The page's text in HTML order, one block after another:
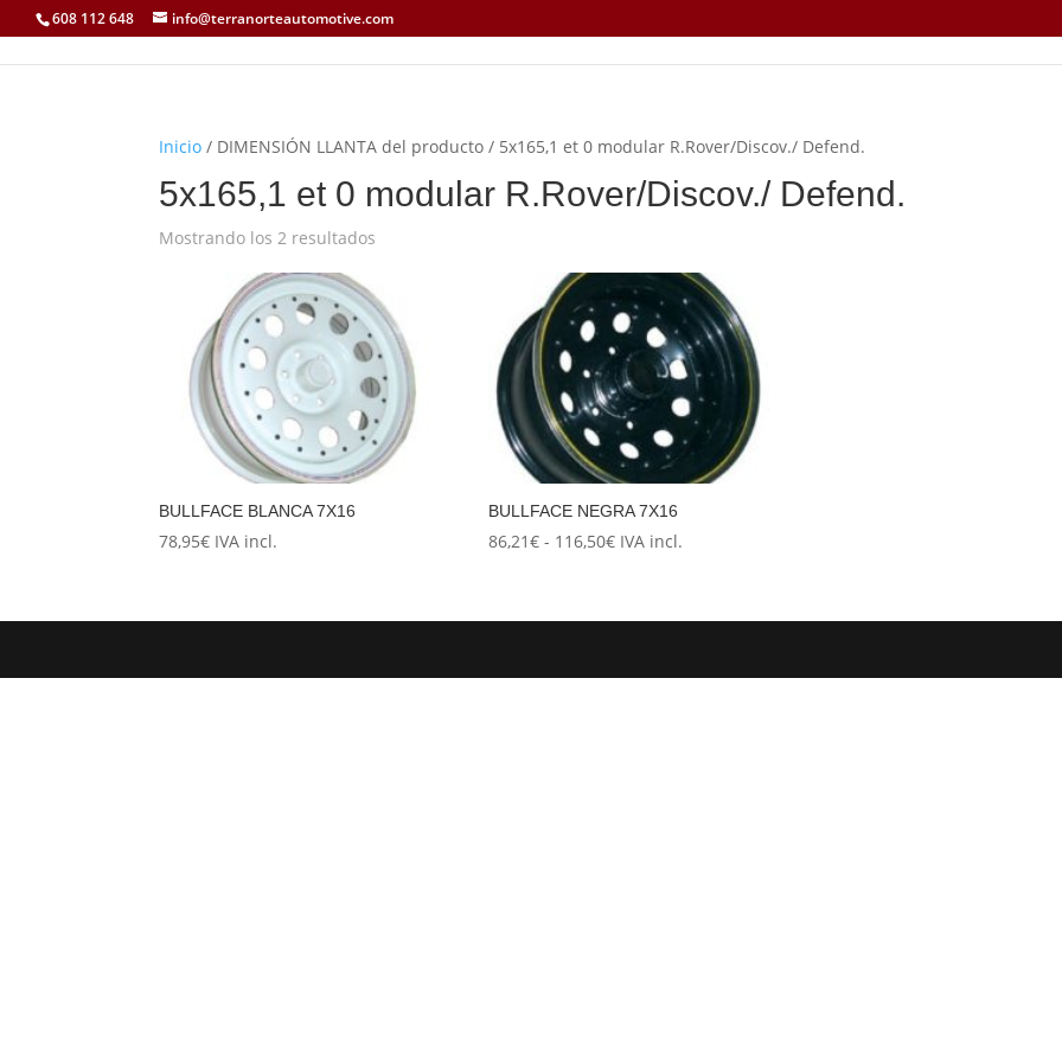
608 112 648 info@terranorteautomotive.com
Inicio / DIMENSIÓN LLANTA del producto / 5x165,1 et 0 modular R.Rover/Discov./ Defend.
5x165,1 et 0 modular R.Rover/Discov./ Defend.
Mostrando los 2 resultados
BULLFACE BLANCA 7X16
78,95€ IVA incl.
BULLFACE NEGRA 7X16
86,21€ - 116,50€Rango
desde
hasta
IVA incl.